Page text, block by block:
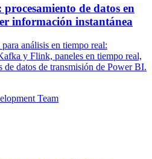
de datos en
información instantánea
análisis en tiempo real:
y Flink, paneles en tiempo real,
de datos de transmisión de Power BI.
Team